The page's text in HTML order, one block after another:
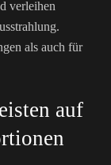
verleihen
als auch für
auf